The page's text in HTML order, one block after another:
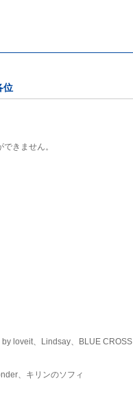
位
きません。
loveit、Lindsay、BLUE CROSS
、キリンのソフィ